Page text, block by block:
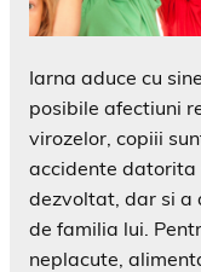
Iarna aduce cu
posibile afectiuni
virozelor, copiii
accidente datorita
dezvoltat, dar si a
de familia lui.
neplacute,